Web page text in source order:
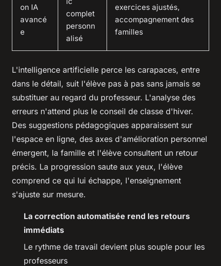
on IA
avancé
e
complet
personn
alisé
exercices ajustés,
accompagnement des
familles
L'intelligence artificielle perce les carapaces, entre
dans le détail, suit l'élève pas à pas sans jamais se
substituer au regard du professeur. L'analyse des
erreurs n'attend plus le conseil de classe d'hiver.
Des suggestions pédagogiques apparaissent sur
l'espace en ligne, des axes d'amélioration personnel
émergent, la famille et l'élève consultent un retour
précis. La progression saute aux yeux, l'élève
comprend ce qui lui échappe, l'enseignement
s'ajuste sur mesure.
La correction automatisée rend les retours
immédiats
Le rythme de travail devient plus souple pour les
professeurs